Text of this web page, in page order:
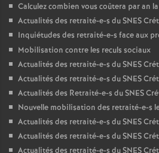
Calculez combien vous coûtera par an
Actualités des retraité-e-s duSNES
Inquiétudes des retraité-e-s face aux
Mobilisation contre les reculs sociaux
Actualités des retraité-e-s duSNES
Actualités des retraité-e-s duSNES
Actualités des Retraité-e-s duSNES
Nouvelle mobilisation des retraité-e-s
Actualités des retraité-e-s duSNES
Actualités des retraité-e-s duSNES